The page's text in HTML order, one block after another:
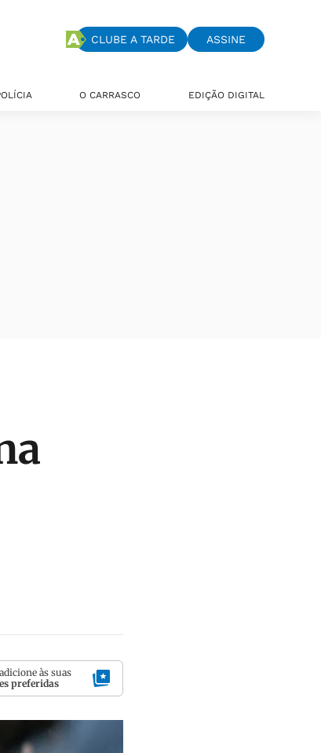
CLUBE A TARDE ASSINE
O CARRASCO EDIÇÃO DIGITAL
às suas
preferidas